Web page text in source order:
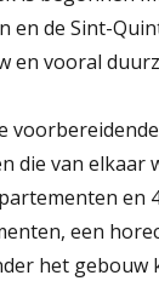
en de Sint-
en vooral
die van elkaar
en
een
het